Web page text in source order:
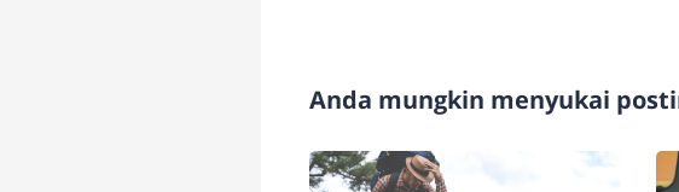
Anda mungkin menyukai